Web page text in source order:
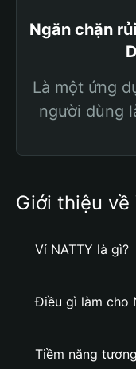
Ngăn chặn
Là một ứng
người dùng
Giới thiệu về
Ví NATTY là gì?
Điều gì làm cho
Tiềm năng